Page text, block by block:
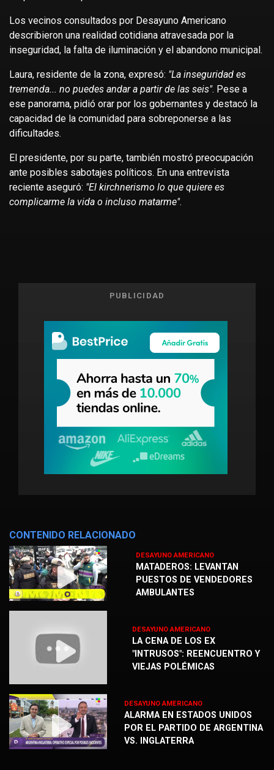
Los vecinos consultados por Desayuno Americano
describieron una realidad cotidiana atravesada por la
inseguridad, la falta de iluminación y el abandono municipal.
Laura, residente de la zona, expresó: "La inseguridad es
tremenda... no puedes andar a partir de las seis". Pese a
ese panorama, pidió orar por los gobernantes y destacó la
capacidad de la comunidad para sobreponerse a las
dificultades.
El presidente, por su parte, también mostró preocupación
ante posibles sabotajes políticos. En una entrevista
reciente aseguró: "El kirchnerismo lo que quiere es
complicarme la vida o incluso matarme".
PUBLICIDAD
CONTENIDO RELACIONADO
DESAYUNO AMERICANO
MATADEROS: LEVANTAN
PUESTOS DE VENDEDORES
AMBULANTES
DESAYUNO AMERICANO
LA CENA DE LOS EX
"INTRUSOS": REENCUENTRO Y
VIEJAS POLÉMICAS
DESAYUNO AMERICANO
ALARMA EN ESTADOS UNIDOS
POR EL PARTIDO DE ARGENTINA
VS. INGLATERRA